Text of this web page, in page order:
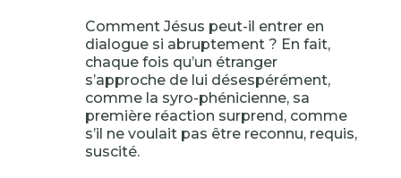
Comment Jésus peut-il entrer en
dialogue si abruptement ? En fait,
chaque fois qu’un étranger
s’approche de lui désespérément,
comme la syro-phénicienne, sa
première réaction surprend, comme
s’il ne voulait pas être reconnu, requis,
suscité.